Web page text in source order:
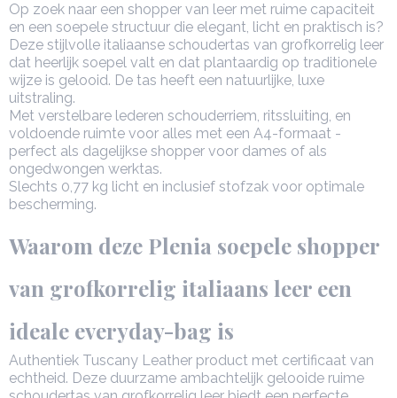
Op zoek naar een shopper van leer met ruime capaciteit
en een soepele structuur die elegant, licht en praktisch is?
Deze stijlvolle italiaanse schoudertas van grofkorrelig leer
dat heerlijk soepel valt en dat plantaardig op traditionele
wijze is gelooid. De tas heeft een natuurlijke, luxe
uitstraling.
Met verstelbare lederen schouderriem, ritssluiting, en
voldoende ruimte voor alles met een A4-formaat -
perfect als dagelijkse shopper voor dames of als
ongedwongen werktas.
Slechts 0,77 kg licht en inclusief stofzak voor optimale
bescherming.
Waarom deze Plenia soepele shopper
van grofkorrelig italiaans leer een
ideale everyday-bag is
Authentiek Tuscany Leather product met certificaat van
echtheid. Deze duurzame ambachtelijk gelooide ruime